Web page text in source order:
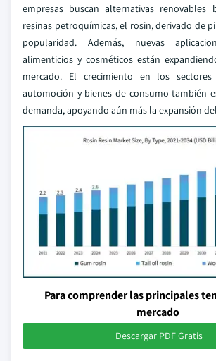
empresas buscan alternativas renovables
resinas petroquímicas, el rosin, derivado de
popularidad. Además, nuevas
alimenticios y cosméticos están
mercado. El crecimiento en los sectores
automoción y bienes de consumo también
demanda, apoyando aún más la expansión
Para comprender las principales
mercado
Descargar PDF Gratis